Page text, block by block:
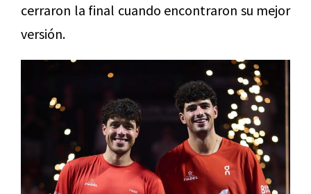
cerraron la final cuando encontraron su mejor
versión.